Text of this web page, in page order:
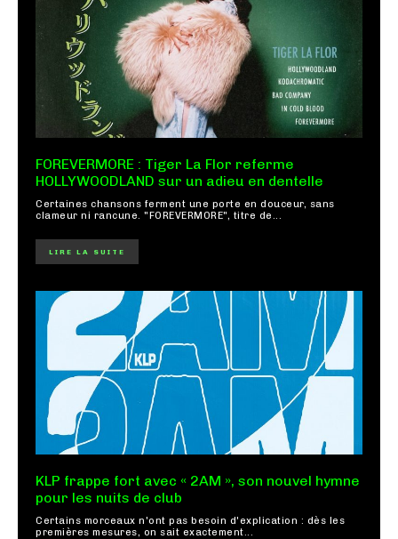
FOREVERMORE : Tiger La Flor referme
HOLLYWOODLAND sur un adieu en dentelle
Certaines chansons ferment une porte en douceur, sans
clameur ni rancune. "FOREVERMORE", titre de...
LIRE LA SUITE
KLP frappe fort avec « 2AM », son nouvel hymne
pour les nuits de club
Certains morceaux n'ont pas besoin d'explication : dès les
premières mesures, on sait exactement...